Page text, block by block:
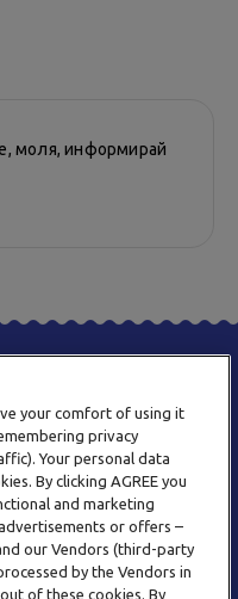
моля, информирай
your comfort of using it
privacy
Your personal data
By clicking AGREE you
and marketing
or offers –
our Vendors (third-party
by the Vendors in
of these cookies. By